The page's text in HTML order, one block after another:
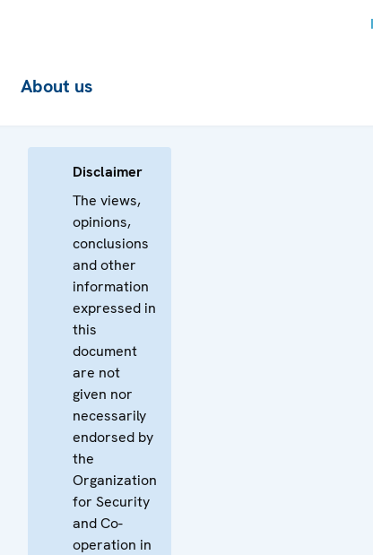
About us
Disclaimer
The views,
opinions,
conclusions
and other
information
expressed in
this
document
are not
given nor
necessarily
endorsed by
the
Organization
for Security
and Co-
operation in